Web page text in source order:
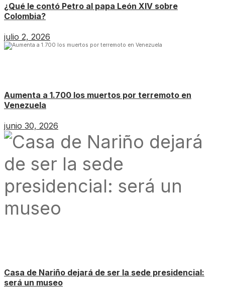
¿Qué le contó Petro al papa León XIV sobre
Colombia?
julio 2, 2026
Aumenta a 1.700 los muertos por terremoto en
Venezuela
junio 30, 2026
Casa de Nariño dejará de ser la sede presidencial:
será un museo